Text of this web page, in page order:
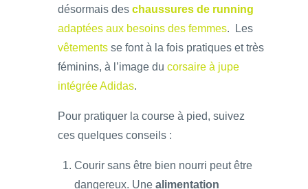
désormais des chaussures de running
adaptées aux besoins des femmes. Les
vêtements se font à la fois pratiques et très
féminins, à l’image du corsaire à jupe
intégrée Adidas.
Pour pratiquer la course à pied, suivez
ces quelques conseils :
Courir sans être bien nourri peut être
dangereux. Une alimentation